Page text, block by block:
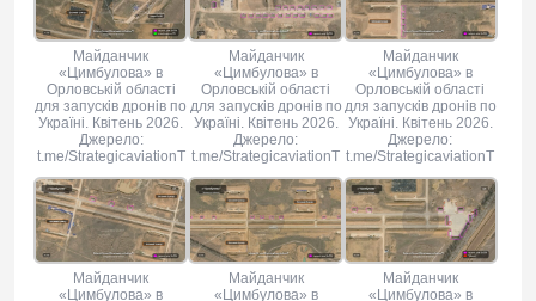
Майданчик
«Цимбулова» в
Орловській області
для запусків дронів по
Україні. Квітень 2026.
Джерело:
t.me/StrategicaviationT
Майданчик
«Цимбулова» в
Орловській області
для запусків дронів по
Україні. Квітень 2026.
Джерело:
t.me/StrategicaviationT
Майданчик
«Цимбулова» в
Орловській області
для запусків дронів по
Україні. Квітень 2026.
Джерело:
t.me/StrategicaviationT
Майданчик
«Цимбулова» в
Майданчик
«Цимбулова» в
Майданчик
«Цимбулова» в